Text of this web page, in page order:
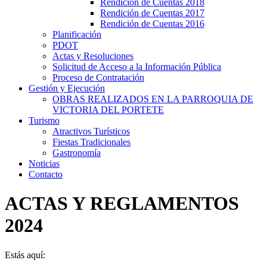
Rendición de Cuentas 2018
Rendición de Cuentas 2017
Rendición de Cuentas 2016
Planificación
PDOT
Actas y Resoluciones
Solicitud de Acceso a la Información Pública
Proceso de Contratación
Gestión y Ejecución
OBRAS REALIZADOS EN LA PARROQUIA DE
VICTORIA DEL PORTETE
Turismo
Atractivos Turísticos
Fiestas Tradicionales
Gastronomía
Noticias
Contacto
ACTAS Y REGLAMENTOS
2024
Estás aquí: